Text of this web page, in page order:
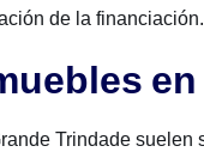
de la financiación.
Trindade